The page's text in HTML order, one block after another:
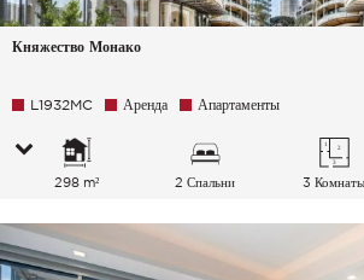
Княжество Монако
L1932MC Аренда Апартаменты
298 m² 2 Спальни 3 Комнаты